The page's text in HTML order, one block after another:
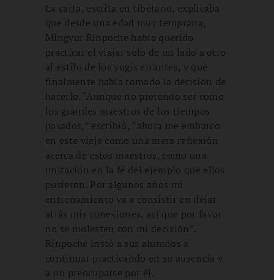
La carta, escrita en tibetano, explicaba
que desde una edad muy temprana,
Mingyur Rinpoche había querido
practicar el viajar solo de un lado a otro
al estilo de los yogis errantes, y que
finalmente había tomado la decisión de
hacerlo. “Aunque no pretendo ser como
los grandes maestros de los tiempos
pasados,” escribió, “ahora me embarco
en este viaje como una mera reflexión
acerca de estos maestros, como una
imitación en la fé del ejemplo que ellos
pusieron. Por algunos años mi
entrenamiento va a consistir en dejar
atrás mis conexiones, así que por favor
no se molesten con mi decisión”.
Rinpoche instó a sus alumnos a
continuar practicando en su ausencia y
a no preocuparse por él.